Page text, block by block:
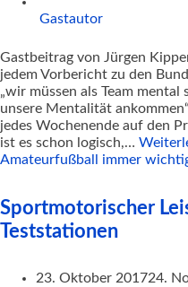
Gastautor
Gastbeitrag von Jürgen
jedem Vorbericht zu den
„wir müssen als Team
unsere Mentalität
jedes Wochenende auf den
ist es schon logisch,…
Amateurfußball immer
Sportmotorischer
Teststationen
23. Oktober 201724.